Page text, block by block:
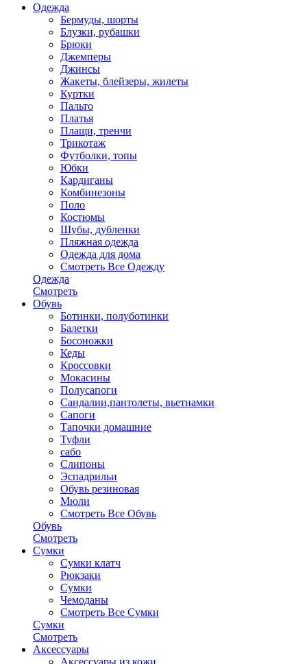
Одежда
Бермуды, шорты
Блузки, рубашки
Брюки
Джемперы
Джинсы
Жакеты, блейзеры, жилеты
Куртки
Пальто
Платья
Плащи, тренчи
Трикотаж
Футболки, топы
Юбки
Кардиганы
Комбинезоны
Поло
Костюмы
Шубы, дубленки
Пляжная одежда
Одежда для дома
Смотреть Все Одежду
Одежда
Смотреть
Обувь
Ботинки, полуботинки
Балетки
Босоножки
Кеды
Кроссовки
Мокасины
Полусапоги
Сандалии,пантолеты, вьетнамки
Сапоги
Тапочки домашние
Туфли
сабо
Слипоны
Эспадрильи
Обувь резиновая
Мюли
Смотреть Все Обувь
Обувь
Смотреть
Сумки
Сумки клатч
Рюкзаки
Сумки
Чемоданы
Смотреть Все Сумки
Сумки
Смотреть
Аксессуары
Аксессуары из кожи